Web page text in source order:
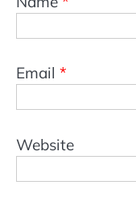
Email *
Website